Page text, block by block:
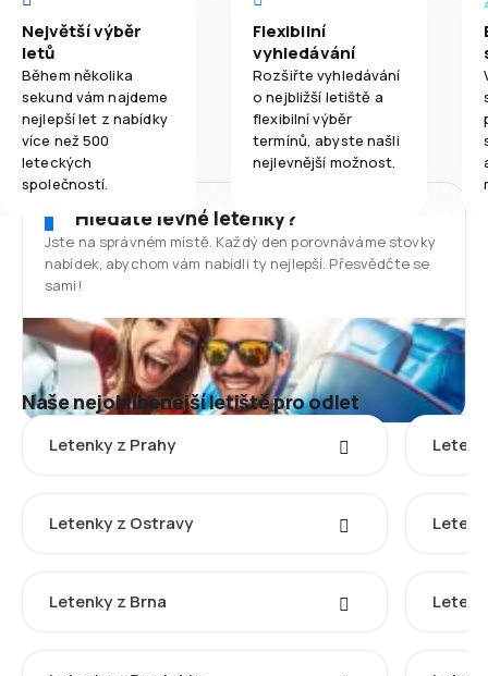
Největší výběr
letů
Během několika
sekund vám najdeme
nejlepší let z nabídky
více než 500
leteckých
společností.
Flexibilní
vyhledávání
Rozšiřte vyhledávání
o nejbližší letiště a
flexibilní výběr
termínů, abyste našli
nejlevnější možnost.
Hledáte levné letenky?
Jste na správném místě. Každý den porovnáváme stovky
nabídek, abychom vám nabídli ty nejlepší. Přesvědčte se
sami!
Naše nejoblíbenější letiště pro odlet
Letenky z Prahy
Letenky z Ostravy
Letenky z Brna